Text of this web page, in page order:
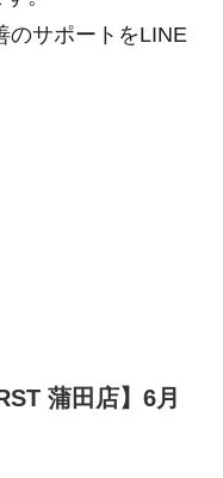
のサポートをLINE
蒲田店】6月